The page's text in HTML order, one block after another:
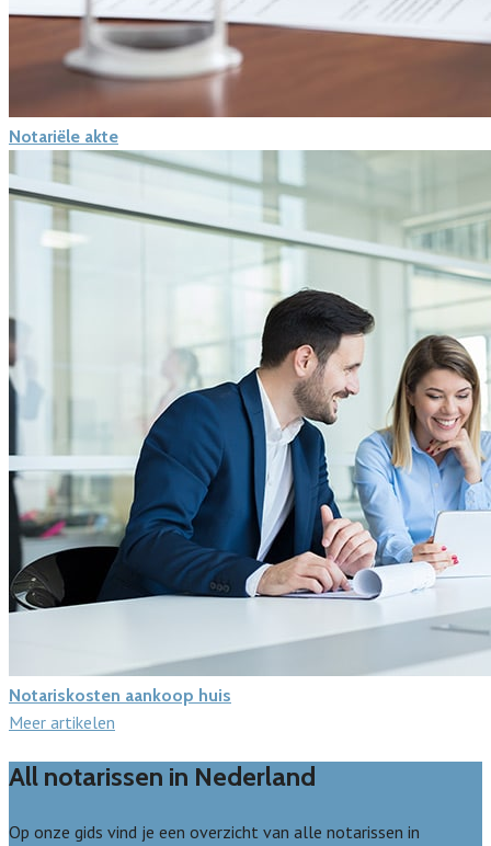
Notariële akte
Notariskosten aankoop huis
Meer artikelen
All notarissen in Nederland
Op onze gids vind je een overzicht van alle notarissen in